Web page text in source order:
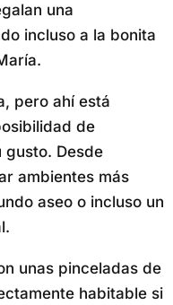
una
incluso a la bonita
pero ahí está
de
Desde
ambientes más
aseo o incluso un
unas pinceladas de
habitable si